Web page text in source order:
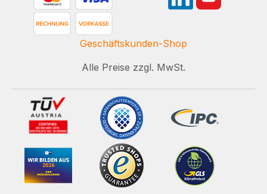
Geschäftskunden-Shop
Alle Preise zzgl. MwSt.